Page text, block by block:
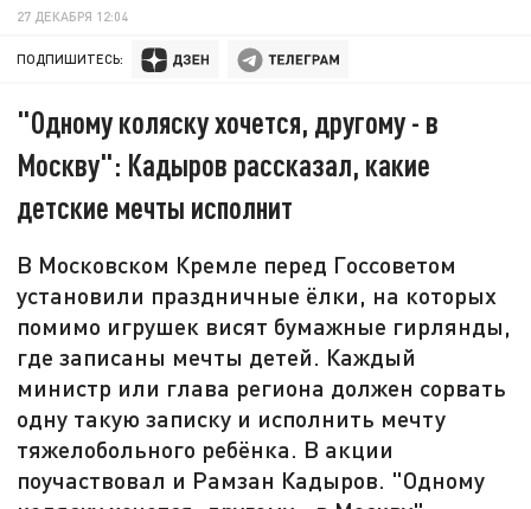
27 ДЕКАБРЯ 12:04
ПОДПИШИТЕСЬ:
"Одному коляску хочется, другому - в
Москву": Кадыров рассказал, какие
детские мечты исполнит
В Московском Кремле перед Госсоветом
установили праздничные ёлки, на которых
помимо игрушек висят бумажные гирлянды,
где записаны мечты детей. Каждый
министр или глава региона должен сорвать
одну такую записку и исполнить мечту
тяжелобольного ребёнка. В акции
поучаствовал и Рамзан Кадыров. "Одному